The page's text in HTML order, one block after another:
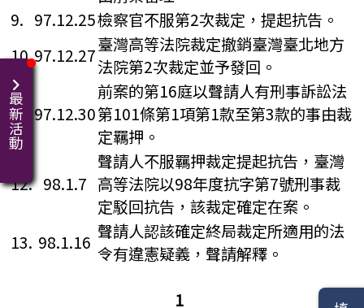
9. 97.12.25檢察官不服第2次裁定，提起抗告。
10.97.12.27臺灣高等法院裁定撤銷臺灣臺北地方
法院第2次裁定並予發回。
11. 97.12.30
前案的第16庭以聲請人有刑事訴訟法
第101條第1項第1款至第3款的事由裁
定羈押。
12. 98.1.7
聲請人不服羈押裁定提起抗告，臺灣
高等法院以98年度抗字第7號刑事裁
定駁回抗告，該裁定確定在案。
13. 98.1.16 聲請人認該確定終局裁定所適用的法
令有違憲疑義，聲請解釋。
1
最新活動